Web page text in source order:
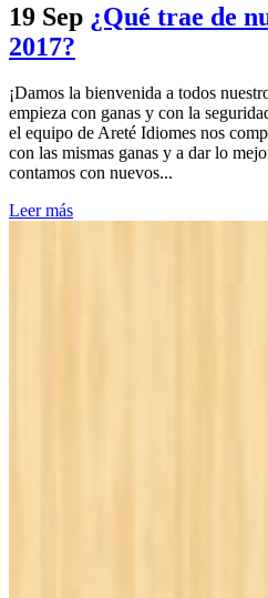
19 Sep ¿Qué trae de
2017?
¡Damos la bienvenida a todos
empieza con ganas y con la
el equipo de Areté Idiomes nos
con las mismas ganas y a dar lo
contamos con nuevos...
Leer más